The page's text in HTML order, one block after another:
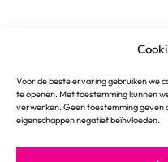
Voor de beste ervaring gebruiken we
te openen. Met toestemming kunnen
verwerken. Geen toestemming geven
eigenschappen negatief beïnvloeden.
5801 BL, Venray